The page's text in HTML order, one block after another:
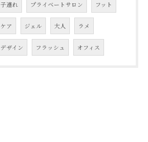
子連れ プライベートサロン フット
ケア ジェル 大人 ラメ
デザイン フラッシュ オフィス